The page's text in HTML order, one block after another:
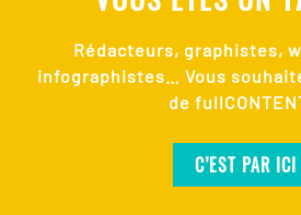
Rédacteurs, graphistes,
infographistes… Vous
de
C’EST PAR ICI